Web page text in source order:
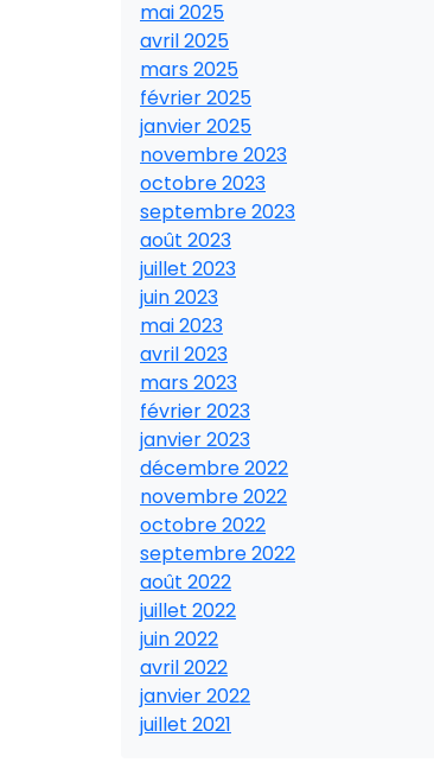
mai 2025
avril 2025
mars 2025
février 2025
janvier 2025
novembre 2023
octobre 2023
septembre 2023
août 2023
juillet 2023
juin 2023
mai 2023
avril 2023
mars 2023
février 2023
janvier 2023
décembre 2022
novembre 2022
octobre 2022
septembre 2022
août 2022
juillet 2022
juin 2022
avril 2022
janvier 2022
juillet 2021